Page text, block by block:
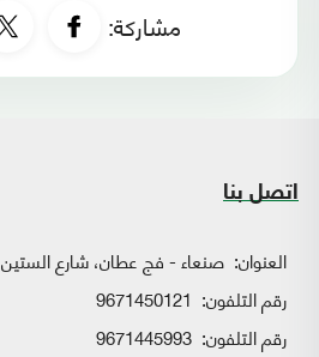
مشاركة:
اتصل بنا
العنوان: صنعاء - فج عطان، شارع الستين
رقم التلفون: 9671450121
رقم التلفون: 9671445993